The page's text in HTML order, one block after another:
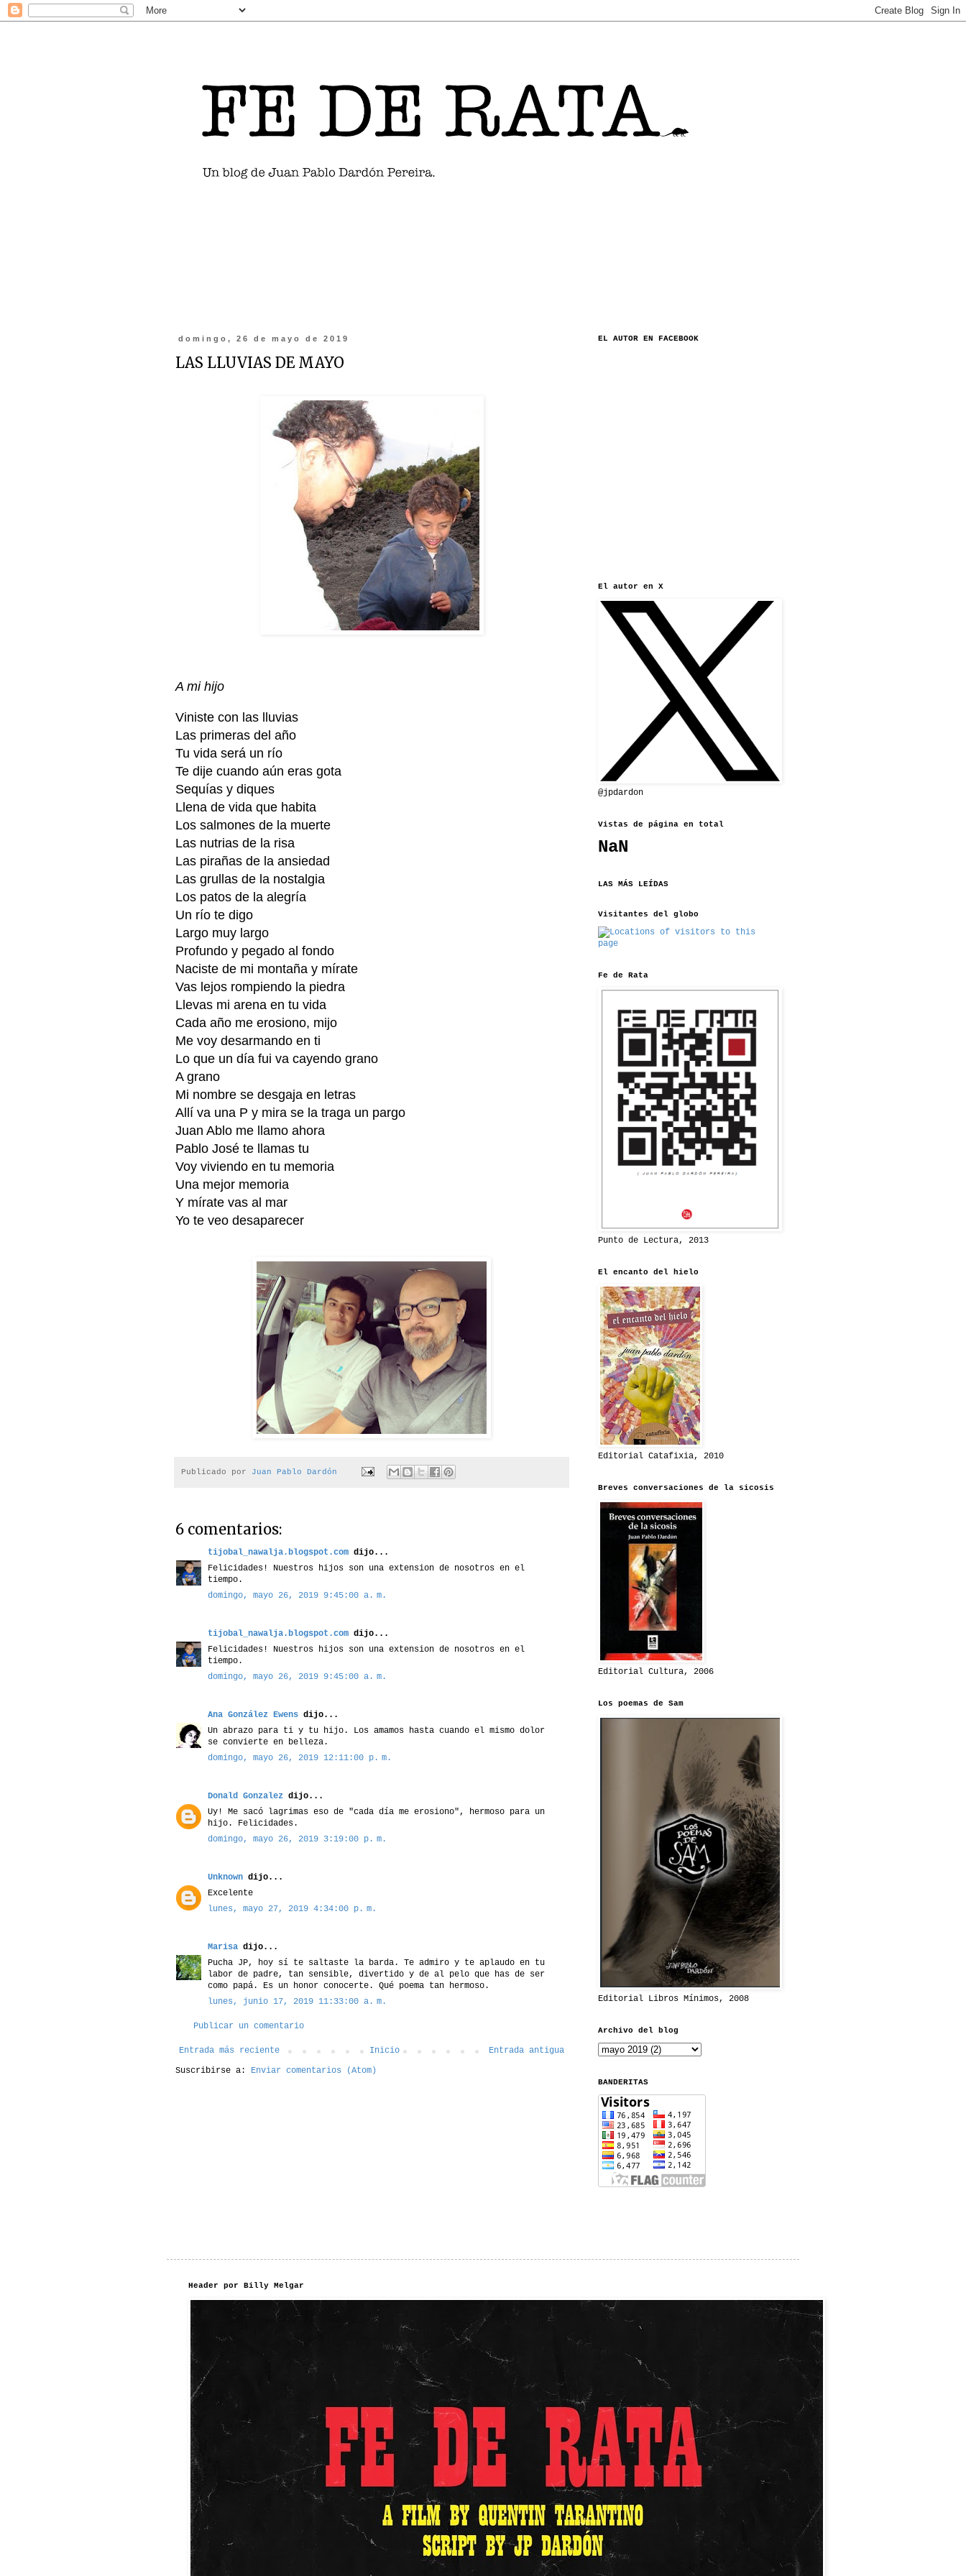
domingo, 26 de mayo de 2019
LAS LLUVIAS DE MAYO
A mi hijo
Viniste con las lluvias
Las primeras del año
Tu vida será un río
Te dije cuando aún eras gota
Sequías y diques
Llena de vida que habita
Los salmones de la muerte
Las nutrias de la risa
Las pirañas de la ansiedad
Las grullas de la nostalgia
Los patos de la alegría
Un río te digo
Largo muy largo
Profundo y pegado al fondo
Naciste de mi montaña y mírate
Vas lejos rompiendo la piedra
Llevas mi arena en tu vida
Cada año me erosiono, mijo
Me voy desarmando en ti
Lo que un día fui va cayendo grano
A grano
Mi nombre se desgaja en letras
Allí va una P y mira se la traga un pargo
Juan Ablo me llamo ahora
Pablo José te llamas tu
Voy viviendo en tu memoria
Una mejor memoria
Y mírate vas al mar
Yo te veo desaparecer
Publicado por Juan Pablo Dardón
6 comentarios:
tijobal_nawalja.blogspot.com dijo...
Felicidades! Nuestros hijos son una extension de nosotros en el
tiempo.
domingo, mayo 26, 2019 9:45:00 a. m.
tijobal_nawalja.blogspot.com dijo...
Felicidades! Nuestros hijos son una extension de nosotros en el
tiempo.
domingo, mayo 26, 2019 9:45:00 a. m.
Ana González Ewens dijo...
Un abrazo para ti y tu hijo. Los amamos hasta cuando el mismo dolor
se convierte en belleza.
domingo, mayo 26, 2019 12:11:00 p. m.
Donald Gonzalez dijo...
Uy! Me sacó lagrimas eso de "cada día me erosiono", hermoso para un
hijo. Felicidades.
domingo, mayo 26, 2019 3:19:00 p. m.
Unknown dijo...
Excelente
lunes, mayo 27, 2019 4:34:00 p. m.
Marisa dijo...
Pucha JP, hoy sí te saltaste la barda. Te admiro y te aplaudo en tu
labor de padre, tan sensible, divertido y de al pelo que has de ser
como papá. Es un honor conocerte. Qué poema tan hermoso.
lunes, junio 17, 2019 11:33:00 a. m.
Publicar un comentario
Entrada más reciente Entrada antigua
Inicio
Suscribirse a: Enviar comentarios (Atom)
EL AUTOR EN FACEBOOK
El autor en X
@jpdardon
Vistas de página en total
NaN
LAS MÁS LEÍDAS
Visitantes del globo
Fe de Rata
Punto de Lectura, 2013
El encanto del hielo
Editorial Catafixia, 2010
Breves conversaciones de la sicosis
Editorial Cultura, 2006
Los poemas de Sam
Editorial Libros Mínimos, 2008
Archivo del blog
BANDERITAS
Header por Billy Melgar